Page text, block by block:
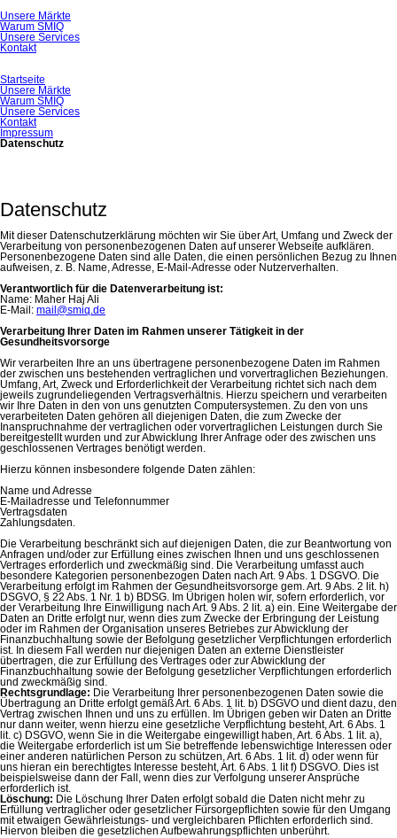
Navigation
überspringen
Unsere Märkte
Warum SMIQ
Unsere Services
Kontakt
Navigation
überspringen
Startseite
Unsere Märkte
Warum SMIQ
Unsere Services
Kontakt
Impressum
Datenschutz
Datenschutz
Mit dieser Datenschutzerklärung möchten wir Sie über Art, Umfang und Zweck der
Verarbeitung von personenbezogenen Daten auf unserer Webseite aufklären.
Personenbezogene Daten sind alle Daten, die einen persönlichen Bezug zu Ihnen
aufweisen, z. B. Name, Adresse, E-Mail-Adresse oder Nutzerverhalten.
Verantwortlich für die Datenverarbeitung ist:
Name: Maher Haj Ali
E-Mail: mail@smiq.de
Verarbeitung Ihrer Daten im Rahmen unserer Tätigkeit in der
Gesundheitsvorsorge
Wir verarbeiten Ihre an uns übertragene personenbezogene Daten im Rahmen
der zwischen uns bestehenden vertraglichen und vorvertraglichen Beziehungen.
Umfang, Art, Zweck und Erforderlichkeit der Verarbeitung richtet sich nach dem
jeweils zugrundeliegenden Vertragsverhältnis. Hierzu speichern und verarbeiten
wir Ihre Daten in den von uns genutzten Computersystemen. Zu den von uns
verarbeiteten Daten gehören all diejenigen Daten, die zum Zwecke der
Inanspruchnahme der vertraglichen oder vorvertraglichen Leistungen durch Sie
bereitgestellt wurden und zur Abwicklung Ihrer Anfrage oder des zwischen uns
geschlossenen Vertrages benötigt werden.
Hierzu können insbesondere folgende Daten zählen:
Name und Adresse
E-Mailadresse und Telefonnummer
Vertragsdaten
Zahlungsdaten.
Die Verarbeitung beschränkt sich auf diejenigen Daten, die zur Beantwortung von
Anfragen und/oder zur Erfüllung eines zwischen Ihnen und uns geschlossenen
Vertrages erforderlich und zweckmäßig sind. Die Verarbeitung umfasst auch
besondere Kategorien personenbezogen Daten nach Art. 9 Abs. 1 DSGVO. Die
Verarbeitung erfolgt im Rahmen der Gesundheitsvorsorge gem. Art. 9 Abs. 2 lit. h)
DSGVO, § 22 Abs. 1 Nr. 1 b) BDSG. Im Übrigen holen wir, sofern erforderlich, vor
der Verarbeitung Ihre Einwilligung nach Art. 9 Abs. 2 lit. a) ein. Eine Weitergabe der
Daten an Dritte erfolgt nur, wenn dies zum Zwecke der Erbringung der Leistung
oder im Rahmen der Organisation unseres Betriebes zur Abwicklung der
Finanzbuchhaltung sowie der Befolgung gesetzlicher Verpflichtungen erforderlich
ist. In diesem Fall werden nur diejenigen Daten an externe Dienstleister
übertragen, die zur Erfüllung des Vertrages oder zur Abwicklung der
Finanzbuchhaltung sowie der Befolgung gesetzlicher Verpflichtungen erforderlich
und zweckmäßig sind.
Rechtsgrundlage: Die Verarbeitung Ihrer personenbezogenen Daten sowie die
Übertragung an Dritte erfolgt gemäß Art. 6 Abs. 1 lit. b) DSGVO und dient dazu, den
Vertrag zwischen Ihnen und uns zu erfüllen. Im Übrigen geben wir Daten an Dritte
nur dann weiter, wenn hierzu eine gesetzliche Verpflichtung besteht, Art. 6 Abs. 1
lit. c) DSGVO, wenn Sie in die Weitergabe eingewilligt haben, Art. 6 Abs. 1 lit. a),
die Weitergabe erforderlich ist um Sie betreffende lebenswichtige Interessen oder
einer anderen natürlichen Person zu schützen, Art. 6 Abs. 1 lit. d) oder wenn für
uns hieran ein berechtigtes Interesse besteht, Art. 6 Abs. 1 lit f) DSGVO. Dies ist
beispielsweise dann der Fall, wenn dies zur Verfolgung unserer Ansprüche
erforderlich ist.
Löschung: Die Löschung Ihrer Daten erfolgt sobald die Daten nicht mehr zu
Erfüllung vertraglicher oder gesetzlicher Fürsorgepflichten sowie für den Umgang
mit etwaigen Gewährleistungs- und vergleichbaren Pflichten erforderlich sind.
Hiervon bleiben die gesetzlichen Aufbewahrungspflichten unberührt.